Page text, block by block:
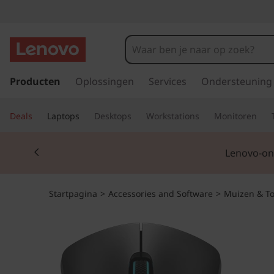
a
a
Producten Oplossingen Services Ondersteuning
Deals Laptops Desktops Workstations Monitoren
Lenovo-
Startpagina > Accessories and Software > Muizen &